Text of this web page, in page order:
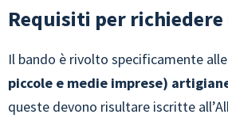
Requisiti per
Il bando è rivolto specificamente alle
piccole e medie imprese)
queste devono risultare iscritte